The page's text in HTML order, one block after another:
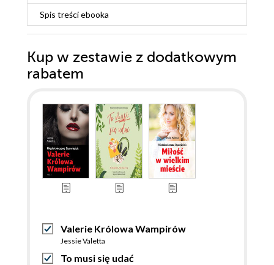
Spis treściebooka
Kup w zestawie z dodatkowym
rabatem
Valerie Królowa Wampirów
Jessie Valetta
To musi się udać